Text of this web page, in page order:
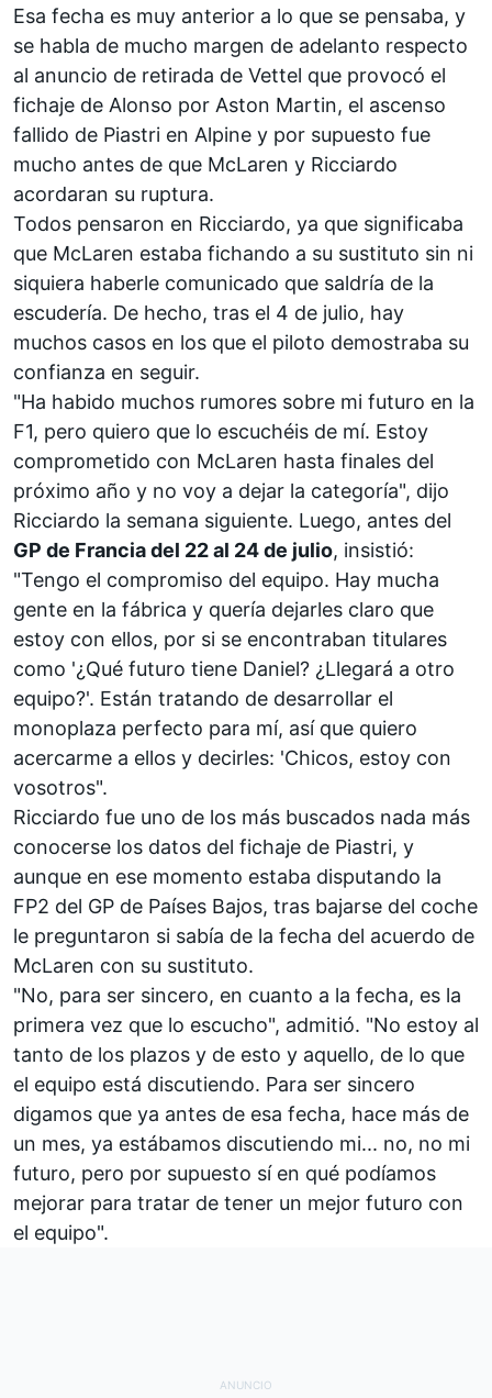
Esa fecha es muy anterior a lo que se pensaba, y
se habla de mucho margen de adelanto respecto
al anuncio de retirada de Vettel que provocó el
fichaje de Alonso por Aston Martin, el ascenso
fallido de Piastri en Alpine y por supuesto fue
mucho antes de que McLaren y Ricciardo
acordaran su ruptura.
Todos pensaron en Ricciardo, ya que significaba
que McLaren estaba fichando a su sustituto sin ni
siquiera haberle comunicado que saldría de la
escudería. De hecho, tras el 4 de julio, hay
muchos casos en los que el piloto demostraba su
confianza en seguir.
"Ha habido muchos rumores sobre mi futuro en la
F1, pero quiero que lo escuchéis de mí. Estoy
comprometido con McLaren hasta finales del
próximo año y no voy a dejar la categoría", dijo
Ricciardo la semana siguiente. Luego, antes del
GP de Francia del 22 al 24 de julio, insistió:
"Tengo el compromiso del equipo. Hay mucha
gente en la fábrica y quería dejarles claro que
estoy con ellos, por si se encontraban titulares
como '¿Qué futuro tiene Daniel? ¿Llegará a otro
equipo?'. Están tratando de desarrollar el
monoplaza perfecto para mí, así que quiero
acercarme a ellos y decirles: 'Chicos, estoy con
vosotros".
Ricciardo fue uno de los más buscados nada más
conocerse los datos del fichaje de Piastri, y
aunque en ese momento estaba disputando la
FP2 del GP de Países Bajos, tras bajarse del coche
le preguntaron si sabía de la fecha del acuerdo de
McLaren con su sustituto.
"No, para ser sincero, en cuanto a la fecha, es la
primera vez que lo escucho", admitió. "No estoy al
tanto de los plazos y de esto y aquello, de lo que
el equipo está discutiendo. Para ser sincero
digamos que ya antes de esa fecha, hace más de
un mes, ya estábamos discutiendo mi... no, no mi
futuro, pero por supuesto sí en qué podíamos
mejorar para tratar de tener un mejor futuro con
el equipo".